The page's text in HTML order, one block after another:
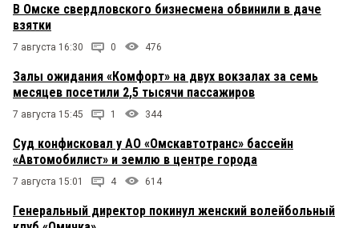
В Омске свердловского бизнесмена обвинили в даче
взятки
7 августа 16:30 0 476
Залы ожидания «Комфорт» на двух вокзалах за семь
месяцев посетили 2,5 тысячи пассажиров
7 августа 15:45 1 344
Суд конфисковал у АО «Омскавтотранс» бассейн
«Автомобилист» и землю в центре города
7 августа 15:01 4 614
Генеральный директор покинул женский волейбольный